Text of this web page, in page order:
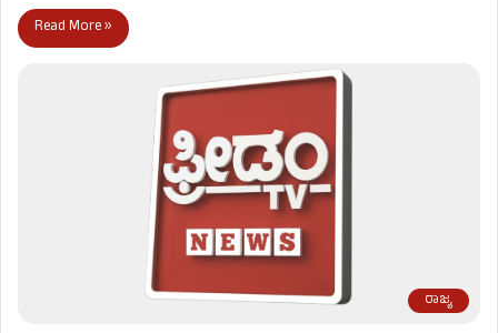
Read More »
ರಾಜ್ಯ